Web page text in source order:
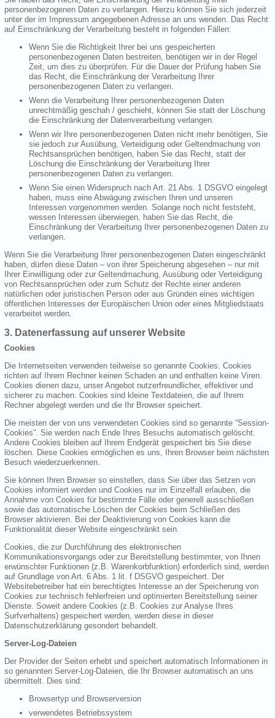
personenbezogenen Daten zu verlangen. Hierzu können Sie sich jederzeit
unter der im Impressum angegebenen Adresse an uns wenden. Das Recht
auf Einschränkung der Verarbeitung besteht in folgenden Fällen:
Wenn Sie die Richtigkeit Ihrer bei uns gespeicherten
personenbezogenen Daten bestreiten, benötigen wir in der Regel
Zeit, um dies zu überprüfen. Für die Dauer der Prüfung haben Sie
das Recht, die Einschränkung der Verarbeitung Ihrer
personenbezogenen Daten zu verlangen.
Wenn die Verarbeitung Ihrer personenbezogenen Daten
unrechtmäßig geschah / geschieht, können Sie statt der Löschung
die Einschränkung der Datenverarbeitung verlangen.
Wenn wir Ihre personenbezogenen Daten nicht mehr benötigen, Sie
sie jedoch zur Ausübung, Verteidigung oder Geltendmachung von
Rechtsansprüchen benötigen, haben Sie das Recht, statt der
Löschung die Einschränkung der Verarbeitung Ihrer
personenbezogenen Daten zu verlangen.
Wenn Sie einen Widerspruch nach Art. 21 Abs. 1 DSGVO eingelegt
haben, muss eine Abwägung zwischen Ihren und unseren
Interessen vorgenommen werden. Solange noch nicht feststeht,
wessen Interessen überwiegen, haben Sie das Recht, die
Einschränkung der Verarbeitung Ihrer personenbezogenen Daten zu
verlangen.
Wenn Sie die Verarbeitung Ihrer personenbezogenen Daten eingeschränkt
haben, dürfen diese Daten – von ihrer Speicherung abgesehen – nur mit
Ihrer Einwilligung oder zur Geltendmachung, Ausübung oder Verteidigung
von Rechtsansprüchen oder zum Schutz der Rechte einer anderen
natürlichen oder juristischen Person oder aus Gründen eines wichtigen
öffentlichen Interesses der Europäischen Union oder eines Mitgliedstaats
verarbeitet werden.
3. Datenerfassung auf unserer Website
Cookies
Die Internetseiten verwenden teilweise so genannte Cookies. Cookies
richten auf Ihrem Rechner keinen Schaden an und enthalten keine Viren.
Cookies dienen dazu, unser Angebot nutzerfreundlicher, effektiver und
sicherer zu machen. Cookies sind kleine Textdateien, die auf Ihrem
Rechner abgelegt werden und die Ihr Browser speichert.
Die meisten der von uns verwendeten Cookies sind so genannte “Session-
Cookies”. Sie werden nach Ende Ihres Besuchs automatisch gelöscht.
Andere Cookies bleiben auf Ihrem Endgerät gespeichert bis Sie diese
löschen. Diese Cookies ermöglichen es uns, Ihren Browser beim nächsten
Besuch wiederzuerkennen.
Sie können Ihren Browser so einstellen, dass Sie über das Setzen von
Cookies informiert werden und Cookies nur im Einzelfall erlauben, die
Annahme von Cookies für bestimmte Fälle oder generell ausschließen
sowie das automatische Löschen der Cookies beim Schließen des
Browser aktivieren. Bei der Deaktivierung von Cookies kann die
Funktionalität dieser Website eingeschränkt sein.
Cookies, die zur Durchführung des elektronischen
Kommunikationsvorgangs oder zur Bereitstellung bestimmter, von Ihnen
erwünschter Funktionen (z.B. Warenkorbfunktion) erforderlich sind, werden
auf Grundlage von Art. 6 Abs. 1 lit. f DSGVO gespeichert. Der
Websitebetreiber hat ein berechtigtes Interesse an der Speicherung von
Cookies zur technisch fehlerfreien und optimierten Bereitstellung seiner
Dienste. Soweit andere Cookies (z.B. Cookies zur Analyse Ihres
Surfverhaltens) gespeichert werden, werden diese in dieser
Datenschutzerklärung gesondert behandelt.
Server-Log-Dateien
Der Provider der Seiten erhebt und speichert automatisch Informationen in
so genannten Server-Log-Dateien, die Ihr Browser automatisch an uns
übermittelt. Dies sind:
Browsertyp und Browserversion
verwendetes Betriebssystem